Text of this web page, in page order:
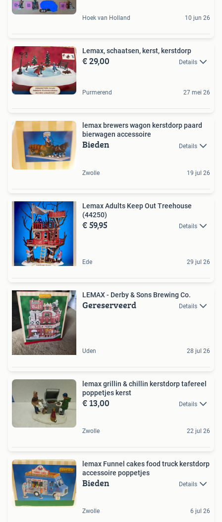
Hoek van Holland 10 jun 26
Lemax, schaatsen, kerst, kerstdorp
€ 29,00 Details
Purmerend 27 mei 26
lemax brewers wagon kerstdorp paard
bierwagen accessoire
Bieden Details
Zwolle 19 jul 26
Lemax Adults Keep Out Treehouse
(44250)
€ 59,95 Details
Ede 29 jul 26
LEMAX - Derby & Sons Brewing Co.
Gereserveerd Details
Uden 28 jul 26
lemax grillin & chillin kerstdorp tafereel
poppetjes kerst
€ 13,00 Details
Zwolle 22 jul 26
lemax Funnel cakes food truck kerstdorp
accessoire poppetjes
Bieden Details
Zwolle 6 jul 26